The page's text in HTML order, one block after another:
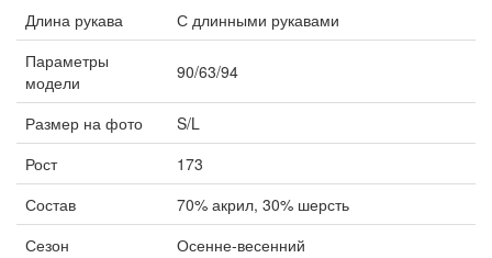
Длина рукава
С длинными рукавами
Параметры
модели
90/63/94
Размер на фото
S/L
Рост
173
Состав
70% акрил, 30% шерсть
Сезон
Осенне-весенний